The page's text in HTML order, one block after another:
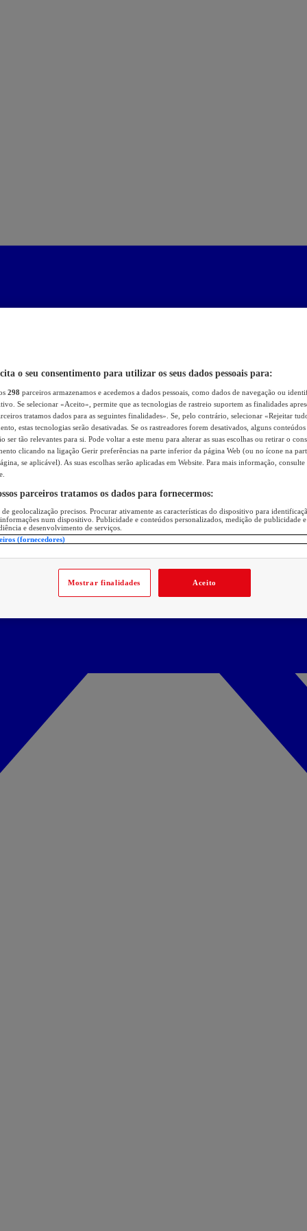
o seu consentimento para utilizar os seus dados pessoais para:
298 parceiros armazenamos e acedemos a dados pessoais, como dados de navegação ou
Se selecionar «Aceito», permite que as tecnologias de rastreio suportem as finalidades
tratamos dados para as seguintes finalidades». Se, pelo contrário, selecionar «Rejeitar
estas tecnologias serão desativadas. Se os rastreadores forem desativados, alguns
ser tão relevantes para si. Pode voltar a este menu para alterar as suas escolhas ou retirar o
clicando na ligação Gerir preferências na parte inferior da página Web (ou no ícone na
se aplicável). As suas escolhas serão aplicadas em Website. Para mais informação,
parceiros tratamos os dados para fornecermos:
geolocalização precisos. Procurar ativamente as características do dispositivo para
num dispositivo. Publicidade e conteúdos personalizados, medição de publicidade
e desenvolvimento de serviços.
(fornecedores)
Mostrar finalidades Aceito